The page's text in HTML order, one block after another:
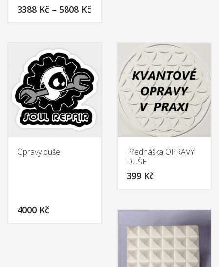
3388 Kč – 5808 Kč
multiple
variants.
The
options
may
chosen
product
options
may
be
chosen
on
the
Opravy duše
4000 Kč
Přednáška OPRAVY
DUŠE
399 Kč